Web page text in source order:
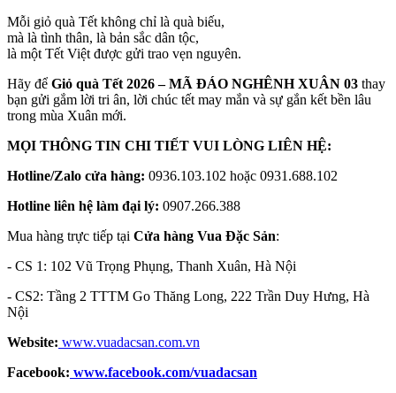
Mỗi giỏ quà Tết không chỉ là quà biếu,
mà là tình thân, là bản sắc dân tộc,
là một Tết Việt được gửi trao vẹn nguyên.
Hãy để Giỏ quà Tết 2026 – MÃ ĐÁO NGHÊNH XUÂN 03 thay
bạn gửi gắm lời tri ân, lời chúc tết may mắn và sự gắn kết bền lâu
trong mùa Xuân mới.
MỌI THÔNG TIN CHI TIẾT VUI LÒNG LIÊN HỆ:
Hotline/Zalo cửa hàng: 0936.103.102 hoặc 0931.688.102
Hotline liên hệ làm đại lý: 0907.266.388
Mua hàng trực tiếp tại Cửa hàng Vua Đặc Sản:
- CS 1: 102 Vũ Trọng Phụng, Thanh Xuân, Hà Nội
- CS2: Tầng 2 TTTM Go Thăng Long, 222 Trần Duy Hưng, Hà
Nội
Website: www.vuadacsan.com.vn
Facebook: www.facebook.com/vuadacsan